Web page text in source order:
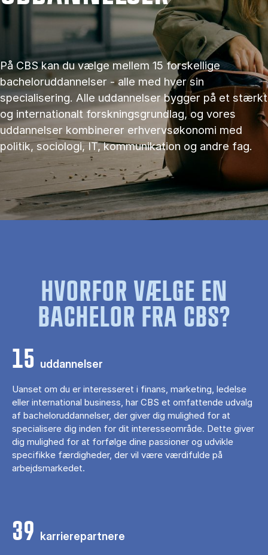
På CBS kan du vælge mellem 15 forskellige
bacheloruddannelser - alle med hver sin
specialisering. Alle uddannelser bygger på et stærkt
og internationalt forskningsgrundlag, og vores
uddannelser kombinerer erhvervsøkonomi med
politik, sociologi, IT, kommunikation og andre fag.
HVORFOR VÆLGE EN
BACHELOR FRA CBS?
15 uddannelser
Uanset om du er interesseret i finans, marketing, ledelse
eller international business, har CBS et omfattende udvalg
af bacheloruddannelser, der giver dig mulighed for at
specialisere dig inden for dit interesseområde. Dette giver
dig mulighed for at forfølge dine passioner og udvikle
specifikke færdigheder, der vil være værdifulde på
arbejdsmarkedet.
39 karrierepartnere